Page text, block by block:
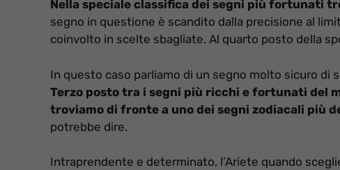
Nella speciale classifica dei segni più fortunati
segno in questione è scandito dalla precisione al
coinvolto in scelte sbagliate. Al quarto posto della
In questo caso parliamo di un segno molto sicuro
Terzo posto tra i segni più ricchi e fortunati del
troviamo di fronte a uno dei segni zodiacali più
potrebbe dire.
Intraprendente e determinato, l’Ariete quando